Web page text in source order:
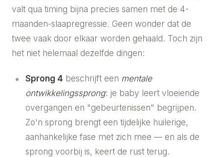
valt qua timing bijna precies samen met de 4-
maanden-slaapregressie. Geen wonder dat de
twee vaak door elkaar worden gehaald. Toch zijn
het niet helemaal dezelfde dingen:
Sprong 4 beschrijft een mentale
ontwikkelingssprong: je baby leert vloeiende
overgangen en "gebeurtenissen" begrijpen.
Zo'n sprong brengt een tijdelijke huilerige,
aanhankelijke fase met zich mee — en als de
sprong voorbij is, keert de rust terug.